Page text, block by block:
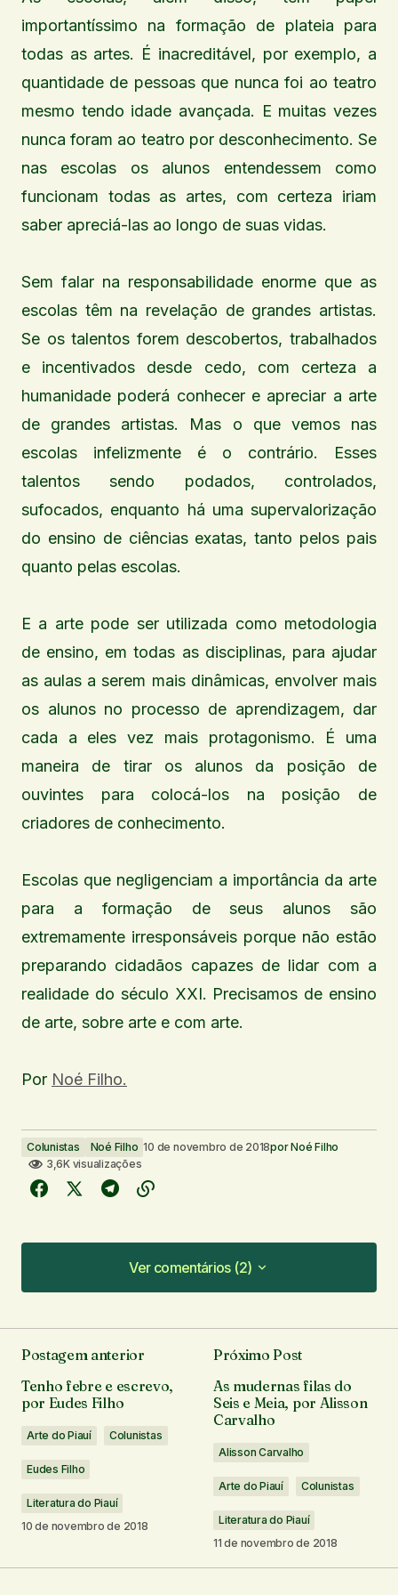
importantíssimo na formação de plateia para
todas as artes. É inacreditável, por exemplo, a
quantidade de pessoas que nunca foi ao teatro
mesmo tendo idade avançada. E muitas vezes
nunca foram ao teatro por desconhecimento. Se
nas escolas os alunos entendessem como
funcionam todas as artes, com certeza iriam
saber apreciá-las ao longo de suas vidas.
Sem falar na responsabilidade enorme que as
escolas têm na revelação de grandes artistas.
Se os talentos forem descobertos, trabalhados
e incentivados desde cedo, com certeza a
humanidade poderá conhecer e apreciar a arte
de grandes artistas. Mas o que vemos nas
escolas infelizmente é o contrário. Esses
talentos sendo podados, controlados,
sufocados, enquanto há uma supervalorização
do ensino de ciências exatas, tanto pelos pais
quanto pelas escolas.
E a arte pode ser utilizada como metodologia
de ensino, em todas as disciplinas, para ajudar
as aulas a serem mais dinâmicas, envolver mais
os alunos no processo de aprendizagem, dar
cada a eles vez mais protagonismo. É uma
maneira de tirar os alunos da posição de
ouvintes para colocá-los na posição de
criadores de conhecimento.
Escolas que negligenciam a importância da arte
para a formação de seus alunos são
extremamente irresponsáveis porque não estão
preparando cidadãos capazes de lidar com a
realidade do século XXI. Precisamos de ensino
de arte, sobre arte e com arte.
Por Noé Filho.
Colunistas Noé Filho 10 de novembro de 2018porNoé Filho
3,6K visualizações
Ver comentários (2)
Ver comentários (2)
A educação mecanizada, digo, tecnocrata, cada
vez formando especialistas e sem preparar a
pessoa para o mundo real é algo preocupante.
Formamos respondedores de questões
especializados em bizus, exímios tradutores das
linguagens dos diversos certames e bancas
avaliadoras, contudo que muitas vezes não
refletem criticamente questões que atravessam
a humanidade. Especialistas apartados das
discussões sociais e políticas são INDIVÍDUOS
Postagem anterior
Tenho febre e escrevo,
por Eudes Filho
Arte do Piauí Colunistas
Eudes Filho
Literatura do Piauí
10 de novembro de 2018
Próximo Post
As mudernas filas do
Seis e Meia, por Alisson
Carvalho
Alisson Carvalho
Arte do Piauí Colunistas
Literatura do Piauí
11 de novembro de 2018